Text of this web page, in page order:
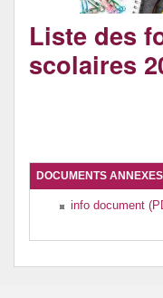
Internat provincial
Liste des
scolaires
DOCUMENTS ANNEXES
info document